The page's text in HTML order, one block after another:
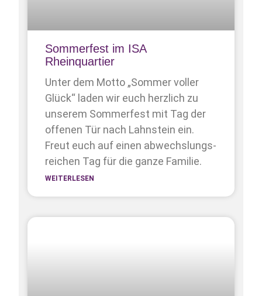
Sommerfest im ISA
Rheinquartier
Unter dem Motto „Sommer voller
Glück“ laden wir euch herzlich zu
unserem Sommerfest mit Tag der
offenen Tür nach Lahnstein ein.
Freut euch auf einen abwechslungs­
reichen Tag für die ganze Familie.
WEITERLESEN